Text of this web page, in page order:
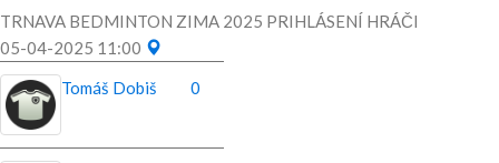
TRNAVA BEDMINTON ZIMA 2025 PRIHLÁSENÍ HRÁČI
05-04-2025 11:00
Tomáš Dobiš
0